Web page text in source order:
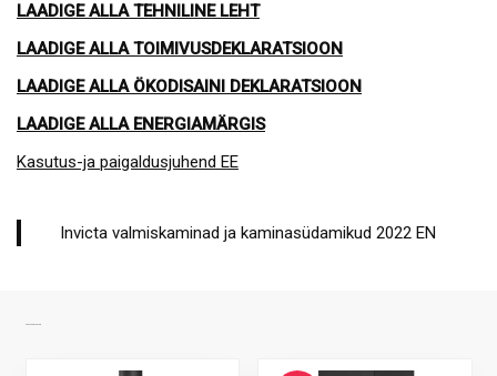
LAADIGE ALLA TEHNILINE LEHT
LAADIGE ALLA TOIMIVUSDEKLARATSIOON
LAADIGE ALLA ÖKODISAINI DEKLARATSIOON
LAADIGE ALLA ENERGIAMÄRGIS
Kasutus-ja paigaldusjuhend EE
Invicta valmiskaminad ja kaminasüdamikud 2022 EN